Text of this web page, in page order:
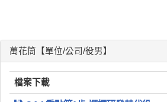
萬花筒【單位/公司/役男】
檔案下載